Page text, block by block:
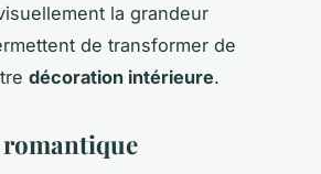
la grandeur
de transformer de
décoration intérieure.